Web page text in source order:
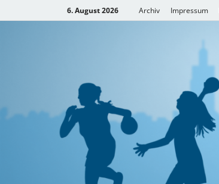
6. August 2026 Archiv Impressum